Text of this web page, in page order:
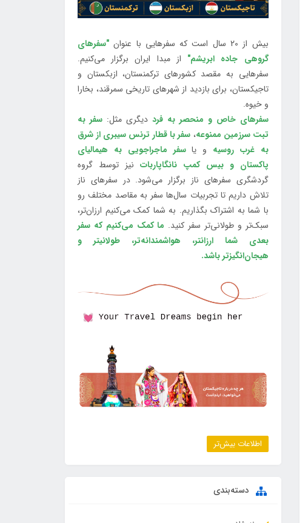
بیش از 20 سال است که سفرهایی با عنوان
"سفرهای
گروهی جاده ابریشم" از مبدا ایران برگزار می‌کنیم.
سفرهایی به مقصد کشورهای ترکمنستان، ازبکستان و
تاجیکستان، برای بازدید از شهرهای تاریخی سمرقند، بخارا
و خیوه.
سفرهای خاص و منحصر به فرددیگری مثل:سفر به
تبت سرزمین ممنوعه، سفر با قطار ترنس سیبری از شرق
به غرب روسیه و یاسفر ماجراجویی به هیمالیای
پاکستان و بیس کمپ نانگاپاربات نیز توسط گروه
گردشگری سفرهای ناز برگزار می‌شود. در سفرهای ناز
تلاش داریم تا تجربیات سال‌ها سفر به مقاصد مختلف رو
با شما به اشتراک بگذاریم. به شما کمک می‌کنیم ارزان‌تر،
سبک‌تر و طولانی‌تر سفر کنید. ما کمک می‌کنیم که سفر
بعدی شما ارزانتر، هواشمندانه‌تر، طولانی‎تر و
هیجان‌انگیزتر باشد.
اطلاعات بیش‌تر
دسته‌بندی